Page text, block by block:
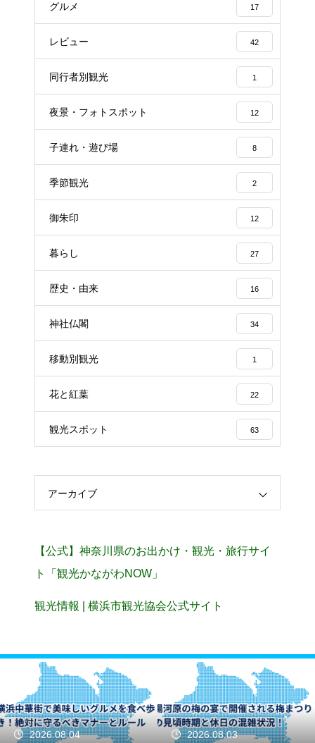
グルメ 17
レビュー 42
同行者別観光 1
夜景・フォトスポット 12
子連れ・遊び場 8
季節観光 2
御朱印 12
暮らし 27
歴史・由来 16
神社仏閣 34
移動別観光 1
花と紅葉 22
観光スポット 63
アーカイブ
【公式】神奈川県のお出かけ・観光・旅行サイ
ト「観光かながわNOW」
観光情報 | 横浜市観光協会公式サイト
2026.08.04 2026.08.03